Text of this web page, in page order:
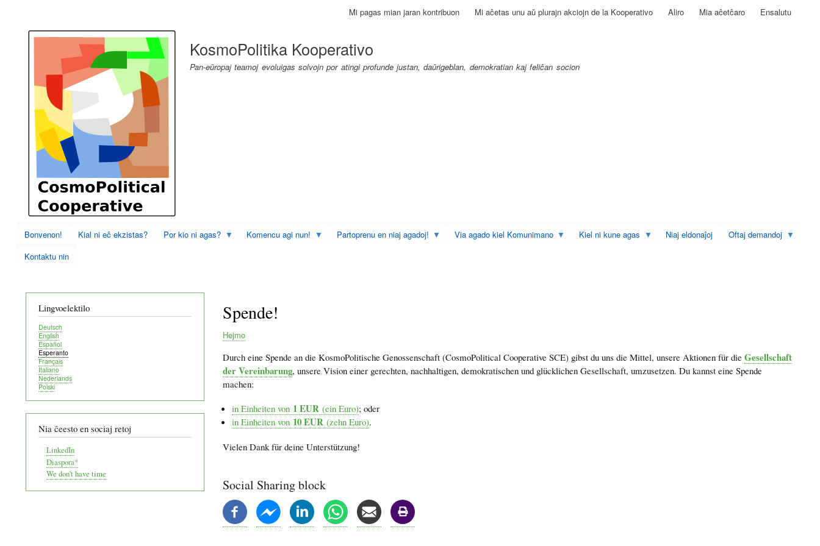
Skip
account
Mi pagas mian jaran kontribuon Mi aĉetas unu aŭ plurajn akciojn de la Kooperativo Aliro Mia aĉetĉaro Ensalutu
KosmoPolitika Kooperativo
Pan-eŭropaj teamoj evoluigas solvojn por atingi profunde justan, daŭrigeblan, demokratian kaj feliĉan socion
Bonvenon! Kial ni eĉ ekzistas? Por kio ni agas? Komencu agi nun! Partoprenu en niaj agadoj! Via agado kiel Komunimano Kiel ni kune agas Niaj eldonaĵoj
Oftaj demandoj
Kontaktu nin
Spende!
Hejmo
Durch eine Spende an die KosmoPolitische Genossenschaft (CosmoPolitical Cooperative SCE) gibst du uns die Mittel, unsere Aktionen für die Gesellschaft
der Vereinbarung, unsere Vision einer gerechten, nachhaltigen, demokratischen und glücklichen Gesellschaft, umzusetzen. Du kannst eine Spende
machen:
in Einheiten von 1 EUR(ein Euro); oder
in Einheiten von 10 EUR(zehn Euro).
Vielen Dank für deine Unterstützung!
Social Sharing block
Lingvoelektilo
Deutsch
English
Español
Esperanto
Français
Italiano
Nederlands
Polski
Nia ĉeesto en sociaj retoj
LinkedIn
Diaspora*
We don't have time